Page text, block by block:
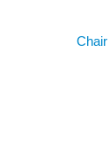
Chair